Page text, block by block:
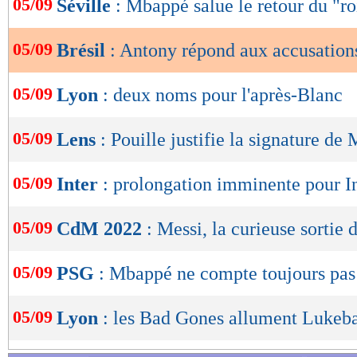
J’espère que les enquêtes policières en
Lu 21.059 fois- Youcef Touaitia
de
OK
05/09 Séville : Mbappé salue le retour du
05/09 Brésil : Antony répond aux
05/09 Lyon : deux noms pour l'après-Blanc
05/09 Lens : Pouille justifie la signature de
05/09 Inter : prolongation imminente pour
05/09 CdM 2022 : Messi, la curieuse sortie
05/09 PSG : Mbappé ne compte toujours
05/09 Lyon : les Bad Gones allument